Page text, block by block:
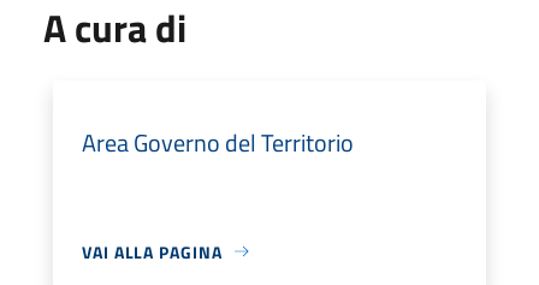
A cura di
Area Governo del Territorio
VAI ALLA PAGINA